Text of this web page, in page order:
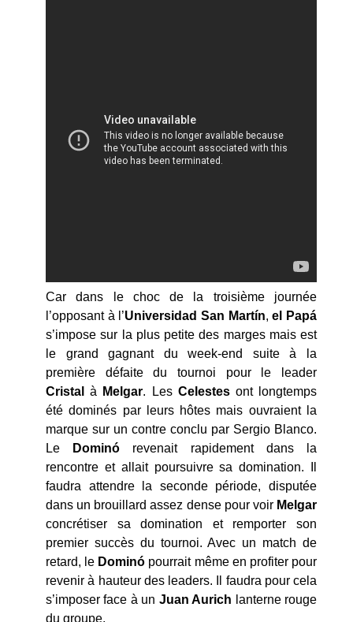
Car dans le choc de la troisième journée
l’opposant à l’Universidad San Martín,el
Papá
s’impose sur la plus petite des marges mais est
le grand gagnant du week-end suite à la
première défaite du tournoi pour le leader
Cristal
à Melgar. Les Celestesont longtemps
été dominés par leurs hôtes mais ouvraient la
marque sur un contre conclu par Sergio Blanco.
Le
Dominó revenait rapidement dans la
rencontre et allait poursuivre sa domination. Il
faudra attendre la seconde période, disputée
dans un brouillard assez dense pour voir Melgar
concrétiser sa domination et remporter son
premier succès du tournoi. Avec un match de
retard, le Dominó pourrait même en profiter pour
revenir à hauteur des leaders. Il faudra pour cela
s’imposer face à un Juan Aurich lanterne rouge
du groupe.